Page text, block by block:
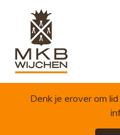
Skip to content
Denk je erover om